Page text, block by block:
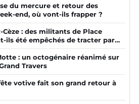
du mercure et retour des
end, où vont-ils frapper ?
Cèze : des militants de Place
ils été empêchés de tracter par
: un octogénaire réanimé sur
Travers
votive fait son grand retour à